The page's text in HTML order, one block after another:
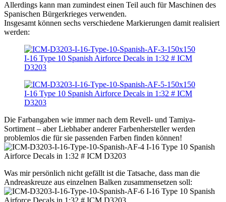
Allerdings kann man zumindest einen Teil auch für Maschinen des
Spanischen Bürgerkrieges verwenden.
Insgesamt können sechs verschiedene Markierungen damit realisiert
werden:
Die Farbangaben wie immer nach dem Revell- und Tamiya-
Sortiment – aber Liebhaber anderer Farbenhersteller werden
problemlos die für sie passenden Farben finden können!
Was mir persönlich nicht gefällt ist die Tatsache, dass man die
Andreaskreuze aus einzelnen Balken zusammensetzen soll: